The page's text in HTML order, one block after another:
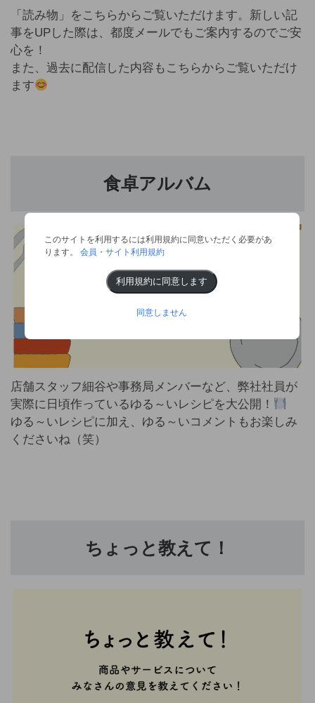
「読み物」をこちらからご覧いただけます。新しい記
事をUPした際は、都度メールでもご案内するのでご安
心を！
また、過去に配信した内容もこちらからご覧いただけ
ます
食卓アルバム
店舗スタッフ細谷や事務局メンバーなど、弊社社員が
実際に日頃作っているゆる～いレシピを大公開！
ゆる～いレシピに加え、ゆる～いコメントもお楽しみ
くださいね（笑）
ちょっと教えて！
このサイトを利用するには利用規約に同意いただく必要があ
ります。会員・サイト利用規約
利用規約に同意します
同意しません